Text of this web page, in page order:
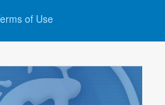
of Use